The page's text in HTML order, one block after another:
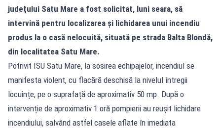
judeţului Satu Mare a fost solicitat, luni seara, să
intervină pentru localizarea și lichidarea unui incendiu
produs la o casă nelocuită, situată pe strada Balta Blondă,
din localitatea Satu Mare.
Potrivit ISU Satu Mare, la sosirea echipajelor, incendiul se
manifesta violent, cu flacără deschisă la nivelul întregii
locuințe, pe o suprafață de aproximativ 50 mp. După o
intervenție de aproximativ 1 oră pompierii au reușit lichidare
incendiului, salvând astfel casele aflate în imediata